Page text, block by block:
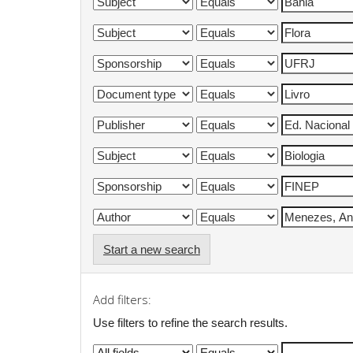
Start a new search
Add filters:
Use filters to refine the search results.